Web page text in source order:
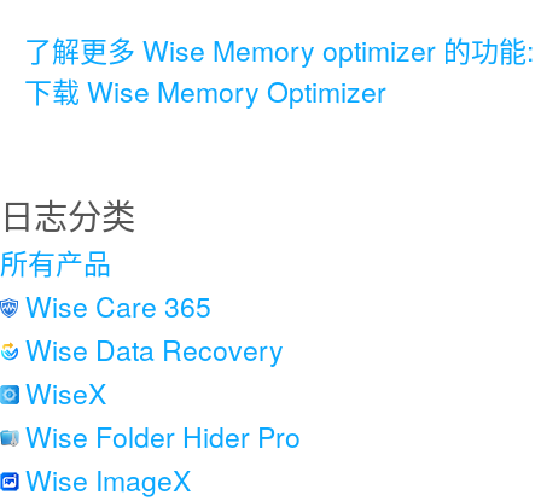
了解更多 Wise Memory optimizer 的功能:
下载 Wise Memory Optimizer
日志分类
所有产品
Wise Care 365
Wise Data Recovery
WiseX
Wise Folder Hider Pro
Wise ImageX